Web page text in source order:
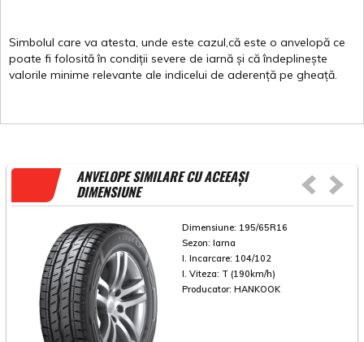
Simbolul care va atesta, unde este cazul,că este o anvelopă ce
poate fi folosită în condiții severe de iarnă și că îndeplinește
valorile minime relevante ale indicelui de aderență pe gheață.
ANVELOPE SIMILARE CU ACEEAȘI
DIMENSIUNE
Dimensiune: 195/65R16
Sezon: Iarna
I. Incarcare: 104/102
I. Viteza: T (190km/h)
Producator: HANKOOK